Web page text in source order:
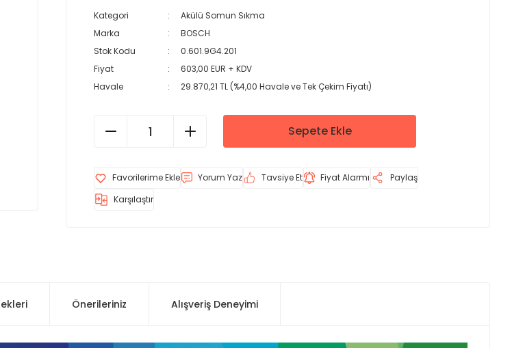
Kategori
Akülü Somun Sıkma
Marka
BOSCH
Stok Kodu
0.601.9G4.201
Fiyat
603,00 EUR + KDV
Havale
29.870,21 TL (%4,00 Havale ve Tek Çekim Fiyatı)
Sepete Ekle
Yorum Yaz Tavsiye Et Fiyat Alarmı
Paylaş
Karşılaştır
Önerileriniz Alışveriş Deneyimi